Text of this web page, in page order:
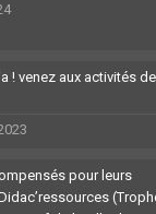
! venez aux activités
pour leurs